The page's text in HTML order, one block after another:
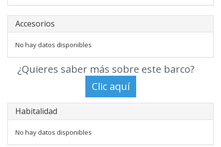
Accesorios
No hay datos disponibles
¿Quieres saber más sobre este barco?
Habitalidad
No hay datos disponibles